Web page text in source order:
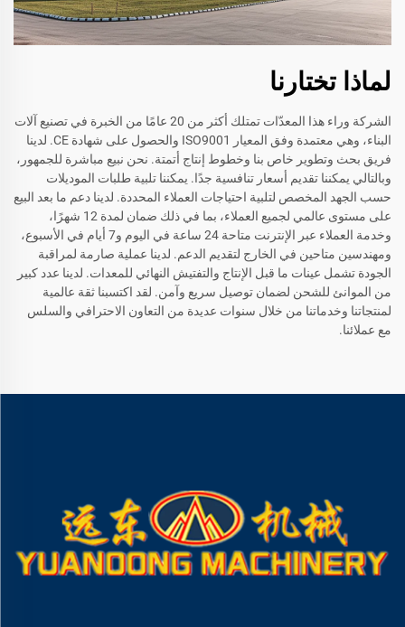
لماذا تختارنا
الشركة وراء هذا المعدّات تمتلك أكثر من 20 عامًا من الخبرة في تصنيع آلات
البناء، وهي معتمدة وفق المعيار ISO9001 والحصول على شهادة CE. لدينا
فريق بحث وتطوير خاص بنا وخطوط إنتاج أتمتة. نحن نبيع مباشرة للجمهور،
وبالتالي يمكننا تقديم أسعار تنافسية جدًا. يمكننا تلبية طلبات الموديلات
حسب الجهد المخصص لتلبية احتياجات العملاء المحددة. لدينا دعم ما بعد البيع
على مستوى عالمي لجميع العملاء، بما في ذلك ضمان لمدة 12 شهرًا،
وخدمة العملاء عبر الإنترنت متاحة 24 ساعة في اليوم و7 أيام في الأسبوع،
ومهندسين متاحين في الخارج لتقديم الدعم. لدينا عملية صارمة لمراقبة
الجودة تشمل عينات ما قبل الإنتاج والتفتيش النهائي للمعدات. لدينا عدد كبير
من الموانئ للشحن لضمان توصيل سريع وآمن. لقد اكتسبنا ثقة عالمية
لمنتجاتنا وخدماتنا من خلال سنوات عديدة من التعاون الاحترافي والسلس
مع عملائنا.